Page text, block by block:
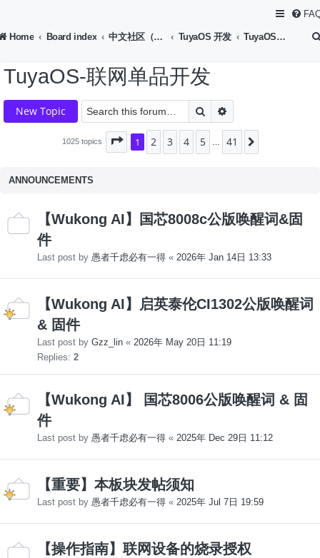
Home Board index 中文社区（Chinese Forum） TuyaOS 开发 TuyaOS-联网单品开发
TuyaOS-联网单品开发
New Topic Search
1025 topics Page 1of41
1 2 3 4 5 41
ANNOUNCEMENTS
【Wukong AI】国芯8008c公版唤醒词&固
件
Last post by 愚者千虑必有一得 « 2026年 Jan 14日 13:33
【Wukong AI】启英泰伦CI1302公版唤醒词
& 固件
Last post by Gzz_lin « 2026年 May 20日 11:19
Replies: 2
【Wukong AI】 国芯8006公版唤醒词 & 固
件
Last post by 愚者千虑必有一得 « 2025年 Dec 29日 11:12
【重要】本板块发帖须知
Last post by 愚者千虑必有一得 « 2025年 Jul 7日 19:59
【操作指南】联网设备的烧录授权